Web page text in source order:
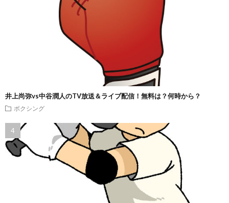
井上尚弥vs中谷潤人のTV放送＆ライブ配信！無料は？何時から？
ボクシング